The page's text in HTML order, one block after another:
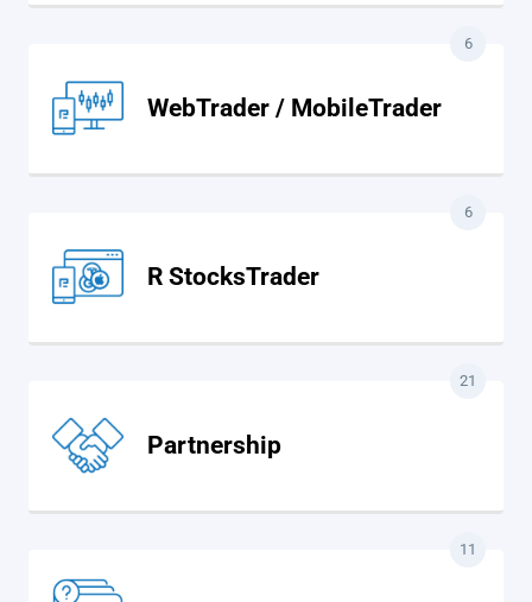
WebTrader / MobileTrader
6
R StocksTrader
6
Partnership
21
11